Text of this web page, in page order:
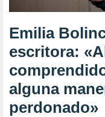
Emilia
escritora:
alguna
perdonado»